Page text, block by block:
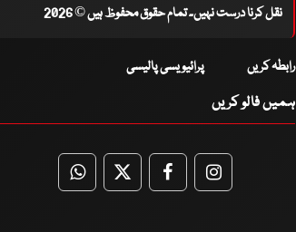
نقل کرنا درست نہیں۔ تمام حقوق محفوظ ہیں © 2026
رابطہ کریں پرائیویسی پالیسی
ہمیں فالو کریں
WhatsApp
TwitterFacebookFacebook